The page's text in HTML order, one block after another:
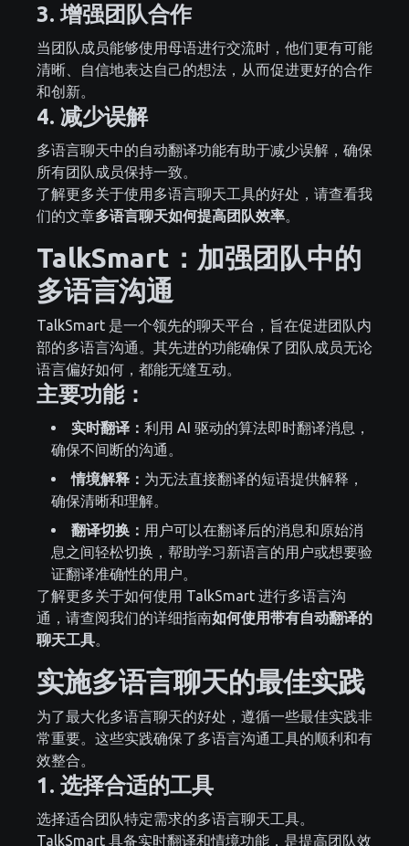
3. 增强团队合作
当团队成员能够使用母语进行交流时，他们更有可能
清晰、自信地表达自己的想法，从而促进更好的合作
和创新。
4. 减少误解
多语言聊天中的自动翻译功能有助于减少误解，确保
所有团队成员保持一致。
了解更多关于使用多语言聊天工具的好处，请查看我
们的文章多语言聊天如何提高团队效率
TalkSmart：加强团队中的
多语言沟通
TalkSmart 是一个领先的聊天平台，旨在促进团队内
部的多语言沟通。其先进的功能确保了团队成员无论
语言偏好如何，都能无缝互动。
主要功能：
实时翻译： 利用 AI 驱动的算法即时翻译消息，
确保不间断的沟通。
情境解释： 为无法直接翻译的短语提供解释，
确保清晰和理解。
翻译切换： 用户可以在翻译后的消息和原始消
息之间轻松切换，帮助学习新语言的用户或想要验
证翻译准确性的用户。
了解更多关于如何使用 TalkSmart 进行多语言沟
通，请查阅我们的详细指南如何使用带有自动翻译的
聊天工具
实施多语言聊天的最佳实践
为了最大化多语言聊天的好处，遵循一些最佳实践非
常重要。这些实践确保了多语言沟通工具的顺利和有
效整合。
1. 选择合适的工具
选择适合团队特定需求的多语言聊天工具。
TalkSmart 具备实时翻译和情境功能，是提高团队效